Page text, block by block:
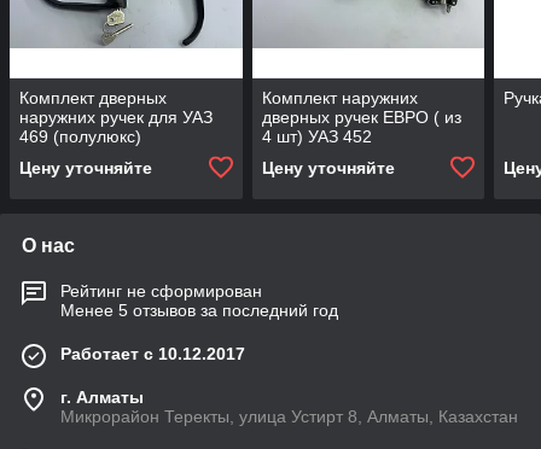
Комплект дверных
наружних ручек для УАЗ
469 (полулюкс)
Цену уточняйте
Комплект наружних
дверных ручек ЕВРО ( из
4 шт) УАЗ 452
Цену уточняйте
О нас
Рейтинг не сформирован
Менее 5 отзывов за последний год
Работает с 10.12.2017
г. Алматы
Микрорайон Теректы, улица Устирт 8, Алматы, Казахстан